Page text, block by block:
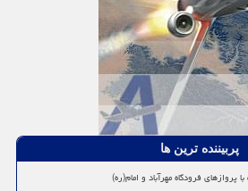
پربیننده ترین ها
پروازهای فرودگاه مهرآباد و امام(ره)